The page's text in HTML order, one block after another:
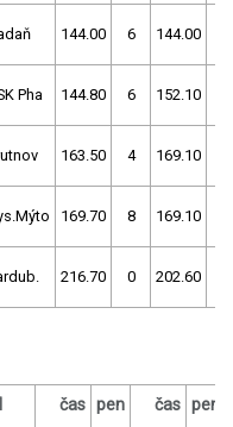
144.00 6 144.00
Pha 144.80 6 152.10
163.50 4 169.10
169.70 8 169.10
216.70 0 202.60
čas pen čas pen